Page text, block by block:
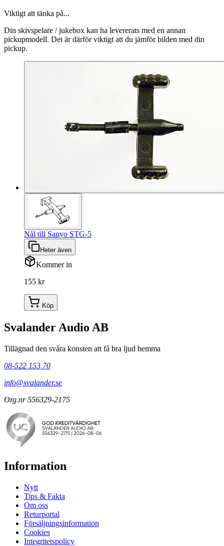
Viktigt att tänka på...
Din skivspelare / jukebox kan ha levererats med en annan
pickupmodell. Det är därför viktigt att du jämför bilden med din
pickup.
Nål till Sanyo STG-5
Heter även
Kommer in
155 kr
Köp
Svalander Audio AB
Tillägnad den svåra konsten att få bra ljud hemma
08-522 153 70
info@svalander.se
Org.nr 556329-2175
Information
Nytt
Tips & Fakta
Om oss
Returportal
Försäljningsinformation
Cookies
Integritetspolicy